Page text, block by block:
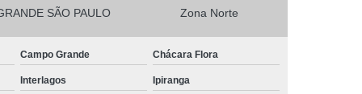
Salgadinhos para Aniversário Infantil Sacomã
de Aniversario Pq Bristol
Perto de Mim Vila Liviero
SÃO PAULO Zona Norte
Campo Grande Chácara Flora
Interlagos Ipiranga